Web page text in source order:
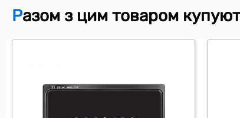
Разом з цим товаром